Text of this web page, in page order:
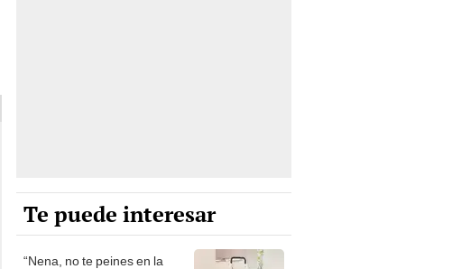
Te puede interesar
“Nena, no te peines en la